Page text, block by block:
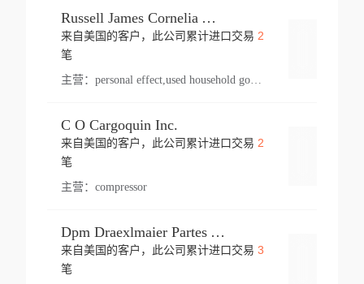
Russell James Cornelia Arlington Va
来自美国的客户，此公司累计进口交易 2
笔
主营： personal effect,used household goods
C O Cargoquin Inc.
来自美国的客户，此公司累计进口交易 2
笔
主营： compressor
Dpm Draexlmaier Partes Automotrices Corr Ind Huejotzingo
来自美国的客户，此公司累计进口交易 3
笔